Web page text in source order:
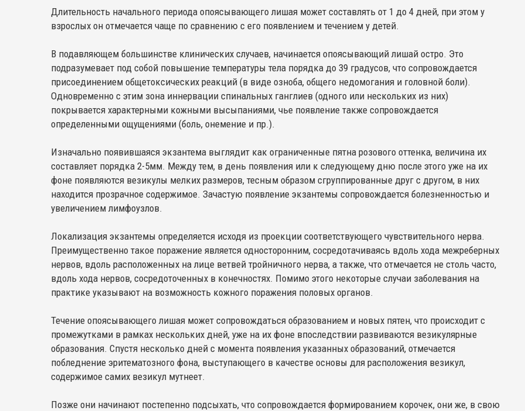
Длительность начального периода опоясывающего лишая может составлять от 1 до 4 дней, при этом у
взрослых он отмечается чаще по сравнению с его появлением и течением у детей.
В подавляющем большинстве клинических случаев, начинается опоясывающий лишай остро. Это
подразумевает под собой повышение температуры тела порядка до 39 градусов, что сопровождается
присоединением общетоксических реакций (в виде озноба, общего недомогания и головной боли).
Одновременно с этим зона иннервации спинальных ганглиев (одного или нескольких из них)
покрывается характерными кожными высыпаниями, чье появление также сопровождается
определенными ощущениями (боль, онемение и пр.).
Изначально появившаяся экзантема выглядит как ограниченные пятна розового оттенка, величина их
составляет порядка 2-5мм. Между тем, в день появления или к следующему дню после этого уже на их
фоне появляются везикулы мелких размеров, тесным образом сгруппированные друг с другом, в них
находится прозрачное содержимое. Зачастую появление экзантемы сопровождается болезненностью и
увеличением лимфоузлов.
Локализация экзантемы определяется исходя из проекции соответствующего чувствительного нерва.
Преимущественно такое поражение является односторонним, сосредотачиваясь вдоль хода межреберных
нервов, вдоль расположенных на лице ветвей тройничного нерва, а также, что отмечается не столь часто,
вдоль хода нервов, сосредоточенных в конечностях. Помимо этого некоторые случаи заболевания на
практике указывают на возможность кожного поражения половых органов.
Течение опоясывающего лишая может сопровождаться образованием и новых пятен, что происходит с
промежутками в рамках нескольких дней, уже на их фоне впоследствии развиваются везикулярные
образования. Спустя несколько дней с момента появления указанных образований, отмечается
побледнение эритематозного фона, выступающего в качестве основы для расположения везикул,
содержимое самих везикул мутнеет.
Позже они начинают постепенно подсыхать, что сопровождается формированием корочек, они же, в свою